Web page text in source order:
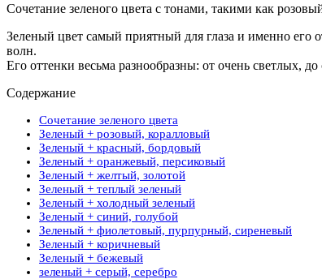
Сочетание зеленого цвета с тонами, такими как
Зеленый цвет самый приятный для глаза и именно его
волн.
Его оттенки весьма разнообразны: от очень светлых,
Содержание
Сочетание зеленого цвета
Зеленый + розовый, коралловый
Зеленый + красный, бордовый
Зеленый + оранжевый, персиковый
Зеленый + желтый, золотой
Зеленый + теплый зеленый
Зеленый + холодный зеленый
Зеленый + синий, голубой
Зеленый + фиолетовый, пурпурный, сиреневый
Зеленый + коричневый
Зеленый + бежевый
зеленый + серый, серебро